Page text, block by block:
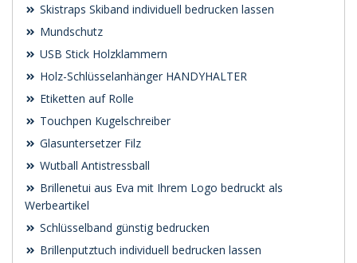
Skistraps Skiband individuell bedrucken lassen
Mundschutz
USB Stick Holzklammern
Holz-Schlüsselanhänger HANDYHALTER
Etiketten auf Rolle
Touchpen Kugelschreiber
Glasuntersetzer Filz
Wutball Antistressball
Brillenetui aus Eva mit Ihrem Logo bedruckt als
Werbeartikel
Schlüsselband günstig bedrucken
Brillenputztuch individuell bedrucken lassen